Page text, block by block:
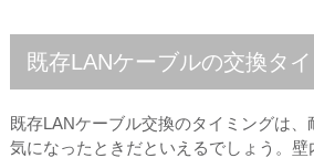
既存LANケーブルの交換タ
既存LANケーブル交換のタイミングは
気になったときだといえるでしょう。